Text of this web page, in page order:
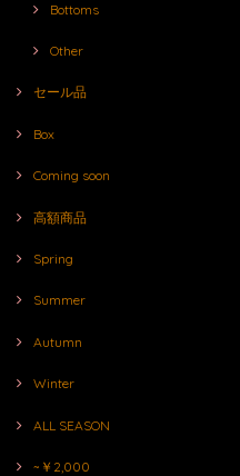
Bottoms
Other
セール品
Box
Coming soon
高額商品
Spring
Summer
Autumn
Winter
ALL SEASON
~￥2,000